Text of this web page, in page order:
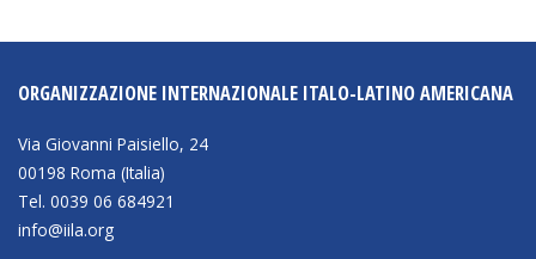
ORGANIZZAZIONE INTERNAZIONALE ITALO-LATINO AMERICANA
Via Giovanni Paisiello, 24
00198 Roma (Italia)
Tel. 0039 06 684921
info@iila.org